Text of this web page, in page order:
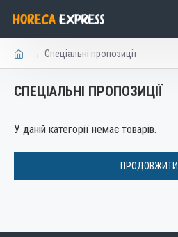
Спеціальні пропозиції
СПЕЦІАЛЬНІ ПРОПОЗИЦІЇ
У даній категорії немає товарів.
ПРОДОВЖИТИ